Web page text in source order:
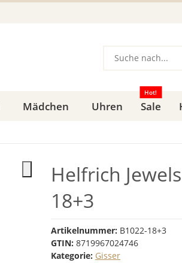
Mädchen Uhren Sale
Hot!
Helfrich
18+3
Artikelnummer: B1022-18+3
GTIN: 8719967024746
Kategorie: Gisser